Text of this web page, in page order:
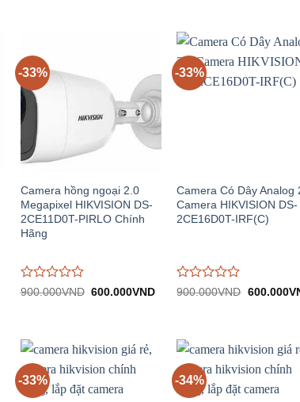
-33%
Camera hồng ngoại 2.0
Megapixel HIKVISION DS-
2CE11D0T-PIRLO Chính
Hãng
Được
trên
5
900.000VND Giá
600.000VNDGiá
-33%
Camera Có Dây Analog
Camera HIKVISION DS-
2CE16D0T-IRF(C)
Được
trên
5
900.000VND Giá
600.000
-33% -34%